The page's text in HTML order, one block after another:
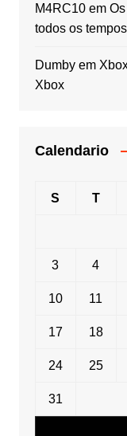
M4RC10em
todos os tempos
Dumbyem
Xbox
Calendario
S T
3 4
10 11
17 18
24 25
31